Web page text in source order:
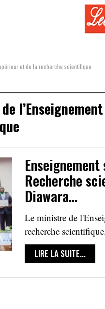
et de la recherche scientifique
Recherche
Diawara…
Le ministre de
recherche
LIRE LA SUITE...